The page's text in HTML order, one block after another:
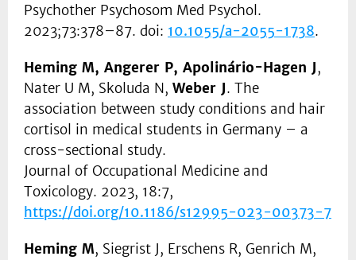
Psychother Psychosom Med Psychol.
2023;73:378–87. doi: 10.1055/a-2055-1738.
Heming M, Angerer P, Apolinário-Hagen J,
Nater U M, Skoluda N, Weber J. The
association between study conditions and hair
cortisol in medical students in Germany – a
cross-sectional study.
Journal of Occupational Medicine and
Toxicology. 2023, 18:7,
https://doi.org/10.1186/s12995-023-00373-7
Heming M, Siegrist J, Erschens R, Genrich M,